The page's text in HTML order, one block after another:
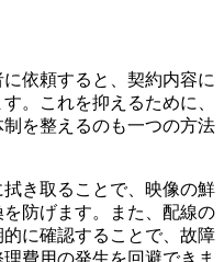
依頼すると、契約内容に
。これを抑えるために、
を整えるのも一つの方法
き取ることで、映像の鮮
防げます。また、配線の
に確認することで、故障